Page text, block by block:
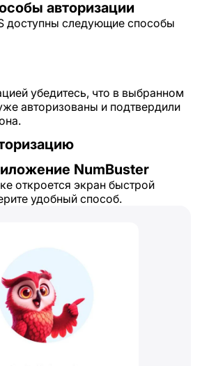
авторизации
доступны следующие способы
убедитесь, что в выбранном
авторизованы и подтвердили
NumBuster
откроется экран быстрой
удобный способ.